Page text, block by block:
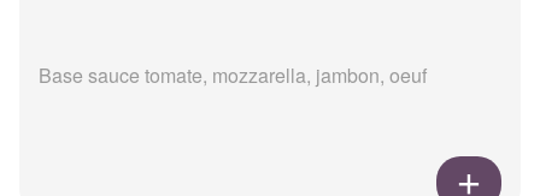
Base sauce tomate, mozzarella, jambon, oeuf